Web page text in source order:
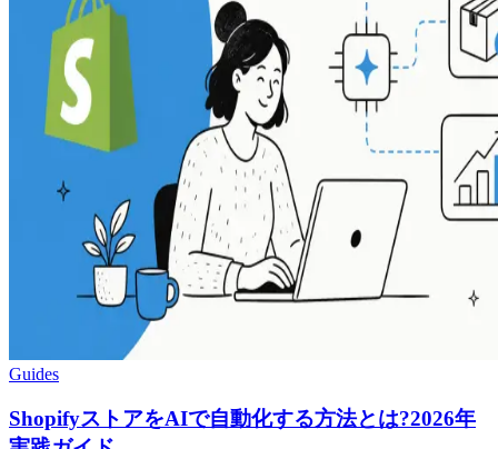
Guides
ShopifyストアをAIで自動化する方法とは?2026年